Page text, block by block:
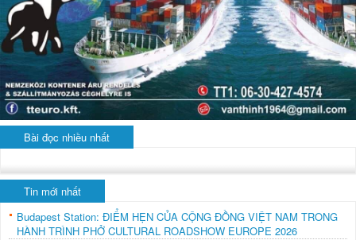
Bài đọc nhiều nhất
Tin mới nhất
Budapest Station: ĐIỂM HẸN CỦA CỘNG ĐỒNG VIỆT NAM TRONG
HÀNH TRÌNH PHỞ CULTURAL ROADSHOW EUROPE 2026